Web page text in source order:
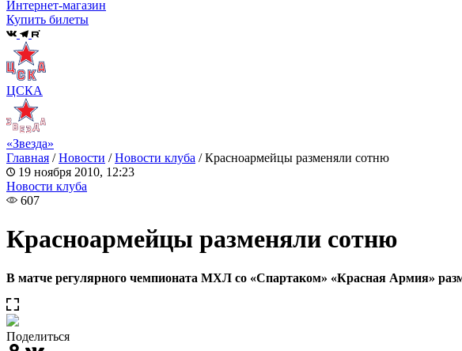
Интернет-магазин
Купить билеты
ЦСКА
«Звезда»
Главная /Новости /Новости клуба /Красноармейцы разменяли сотню
19 ноября 2010, 12:23
Новости клуба
607
Красноармейцы разменяли сотню
В матче регулярного чемпионата МХЛ со «Спартаком» «Красная Армия»
Поделиться